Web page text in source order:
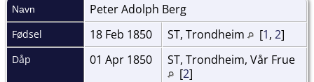
Navn Peter Adolph Berg
Fødsel 18 Feb 1850 ST, Trondheim [1, 2]
Dåp 01 Apr 1850
ST, Trondheim, Vår Frue
[2]